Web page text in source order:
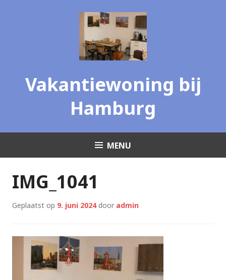
Vakantiewoning bij
Hamburg
MENU
IMG_1041
Geplaatst op 9. juni 2024door admin